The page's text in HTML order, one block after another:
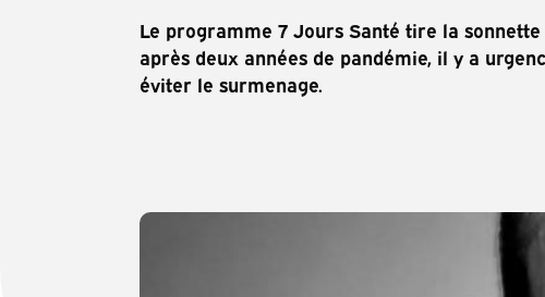
Le programme 7 Jours Santé tire la
après deux années de pandémie, il y a
éviter le surmenage.